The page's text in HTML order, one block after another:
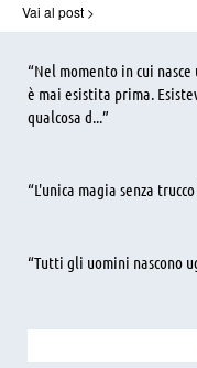
Vai al post >
“Nel momento in cui
è mai esistita prima.
qualcosa d...”
“L'unica magia senza
“Tutti gli uomini nascono